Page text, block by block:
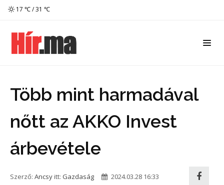
17 ℃ / 31 ℃
Több mint harmadával
nőtt az AKKO Invest
árbevétele
Szerző: Ancsy itt: Gazdaság 2024.03.28 16:33